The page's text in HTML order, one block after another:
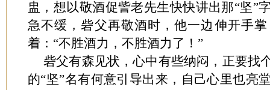
盅，想以敬酒促訾老先生快快讲出那“坚”
急不缓，砦父再敬酒时，他一边伸开手
着：“不胜酒力，不胜酒力了！”
砦父有森见状，心中有些纳闷，正要找
的“坚”名有何意引导出来，自己心里也亮